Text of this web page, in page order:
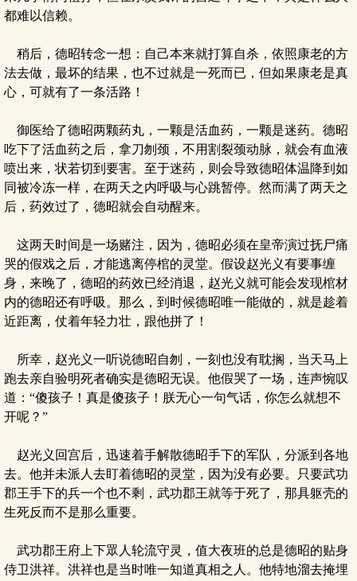
都难以信赖。
稍后，德昭转念一想：自己本来就打算自杀，依照康老的方
法去做，最坏的结果，也不过就是一死而已，但如果康老是真
心，可就有了一条活路！
御医给了德昭两颗药丸，一颗是活血药，一颗是迷药。德昭
吃下了活血药之后，拿刀刎颈，不用割裂颈动脉，就会有血液
喷出来，状若切到要害。至于迷药，则会导致德昭体温降到如
同被冷冻一样，在两天之内呼吸与心跳暂停。然而满了两天之
后，药效过了，德昭就会自动醒来。
这两天时间是一场赌注，因为，德昭必须在皇帝演过抚尸痛
哭的假戏之后，才能逃离停棺的灵堂。假设赵光义有要事缠
身，来晚了，德昭的药效已经消退，赵光义就可能会发现棺材
内的德昭还有呼吸。那么，到时候德昭唯一能做的，就是趁着
近距离，仗着年轻力壮，跟他拼了！
所幸，赵光义一听说德昭自刎，一刻也没有耽搁，当天马上
跑去亲自验明死者确实是德昭无误。他假哭了一场，连声惋叹
道：“傻孩子！真是傻孩子！朕无心一句气话，你怎么就想不
开呢？”
赵光义回宫后，迅速着手解散德昭手下的军队，分派到各地
去。他并未派人去盯着德昭的灵堂，因为没有必要。只要武功
郡王手下的兵一个也不剩，武功郡王就等于死了，那具躯壳的
生死反而不是那么重要。
武功郡王府上下眾人轮流守灵，值大夜班的总是德昭的贴身
侍卫洪祥。洪祥也是当时唯一知道真相之人。他特地溜去掩埋